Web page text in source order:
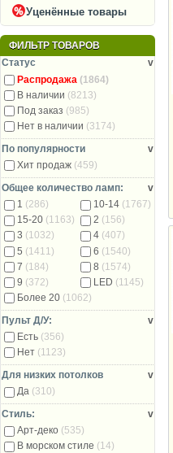
Уценённые товары
ФИЛЬТР ТОВАРОВ
Статус
v
Распродажа (1864)
В наличии (8213)
Под заказ (985)
Нет в наличии (3174)
По популярности
v
Хит продаж (459)
Общее количество ламп:
v
1 (286) 10-14(1767)
15-20 (1163) 2 (156)
3 (1032) 4(407)
5 (1411) 6 (1540)
7 (184) 8 (1574)
9 (372) LED (1145)
Более 20 (1062)
Пульт Д/У:
v
Есть (356)
Нет (1123)
Для низких потолков
v
Да (310)
Стиль:
v
Арт-деко (535)
В морском стиле (14)